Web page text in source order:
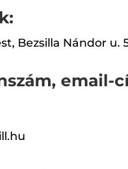
Bezsilla Nándor u.
email-